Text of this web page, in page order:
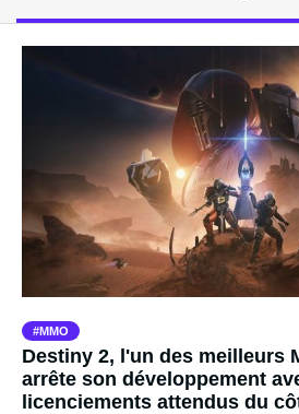
MMO
Destiny 2, l'un des meilleurs
arrête son développement
licenciements attendus du